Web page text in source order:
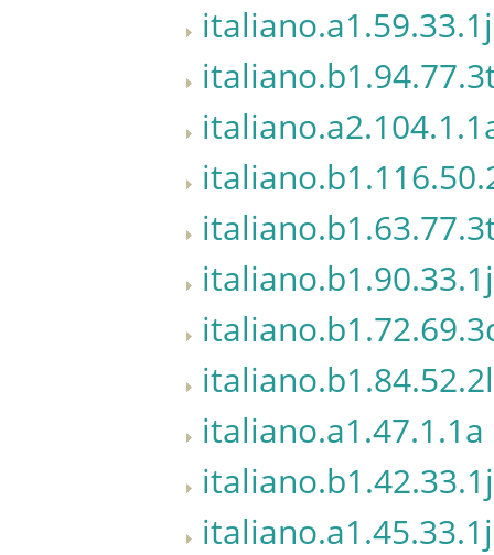
italiano.a1.59.33.1j
italiano.b1.90.33.1j
italiano.b1.84.52.2l
italiano.a1.47.1.1a
italiano.b1.42.33.1j
italiano.a1.45.33.1j